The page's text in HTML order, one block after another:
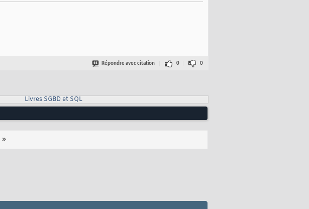
Répondre avec citation 0 0
Livres SGBD et SQL
»